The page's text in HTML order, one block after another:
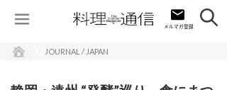
JOURNAL / JAPAN